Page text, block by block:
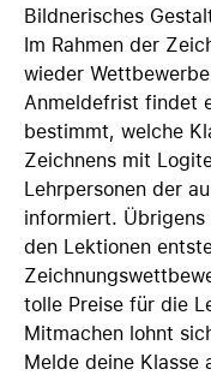
Bildnerisches
Im Rahmen der
wieder
Anmeldefrist findet
bestimmt, welche
Zeichnens mit
Lehrpersonen der
informiert. Übrigens
den Lektionen
tolle Preise für die
Mitmachen lohnt
Melde deine Klasse